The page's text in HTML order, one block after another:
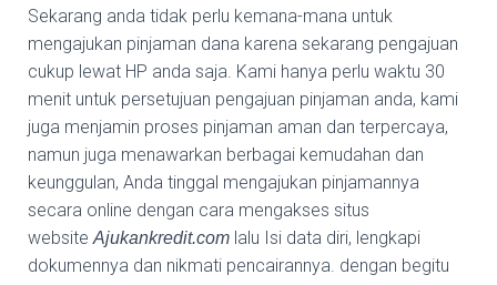
Sekarang anda tidak perlu kemana-mana untuk
mengajukan pinjaman dana karena sekarang pengajuan
cukup lewat HP anda saja. Kami hanya perlu waktu 30
menit untuk persetujuan pengajuan pinjaman anda, kami
juga menjamin proses pinjaman aman dan terpercaya,
namun juga menawarkan berbagai kemudahan dan
keunggulan, Anda tinggal mengajukan pinjamannya
secara online dengan cara mengakses situs
websiteAjukankredit.com lalu Isi data diri, lengkapi
dokumennya dan nikmati pencairannya. dengan begitu